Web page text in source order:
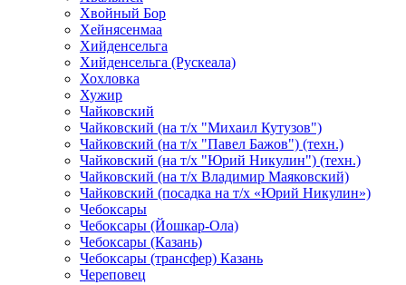
Хвойный Бор
Хейнясенмаа
Хийденсельга
Хийденсельга (Рускеала)
Хохловка
Хужир
Чайковский
Чайковский (на т/х "Михаил Кутузов")
Чайковский (на т/х "Павел Бажов") (техн.)
Чайковский (на т/х "Юрий Никулин") (техн.)
Чайковский (на т/х Владимир Маяковский)
Чайковский (посадка на т/х «Юрий Никулин»)
Чебоксары
Чебоксары (Йошкар-Ола)
Чебоксары (Казань)
Чебоксары (трансфер) Казань
Череповец